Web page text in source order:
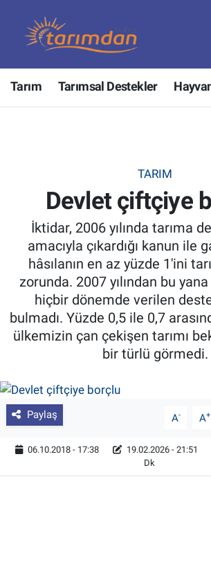
Tarım Tarımsal Destekler
TARIM
Devlet çiftçiye
İktidar, 2006 yılında tarıma
amacıyla çıkardığı kanun ile
hâsılanın en az yüzde 1'ini
zorunda. 2007 yılından bu yana
hiçbir dönemde verilen
bulmadı. Yüzde 0,5 ile 0,7
ülkemizin çan çekişen tarımı
bir türlü görmedi.
Paylaş A- A+
06.10.2018 - 17:38 19.02.2026 - 21:51
Dk
Tarım
Hayvancılık
Tarımsal Destekler
Tarım Bakanlığı
TZOB
Tarım Kredi Kooperatifleri
Pankobirlik
Tarım Bilgisi
Dünyada Tarım
Nöbetçi Eczaneler
Hava Durumu
Tüm Manşetler
Son Dakika Haberleri
Haber Arşivi